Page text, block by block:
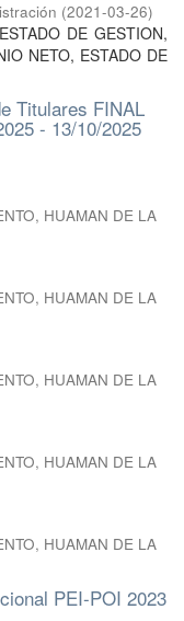
(2021-03-26)
DE GESTION,
NETO, ESTADO DE
Titulares FINAL
- 13/10/2025
HUAMAN DE LA
HUAMAN DE LA
HUAMAN DE LA
HUAMAN DE LA
HUAMAN DE LA
PEI-POI 2023